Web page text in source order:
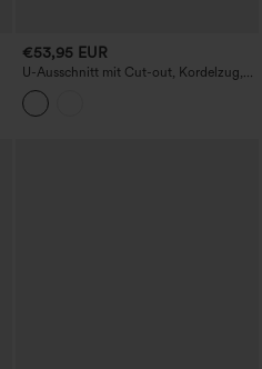
€53,95 EUR
U-Ausschnitt mit Cut-out, Kordelzug,
Bauchkontrolle, gestreifter Yoga-
Jumpsuit mit Taschen – Easy Peezy
Edition